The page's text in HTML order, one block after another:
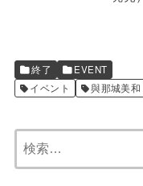
終了
EVENT
イベント
與那城美和